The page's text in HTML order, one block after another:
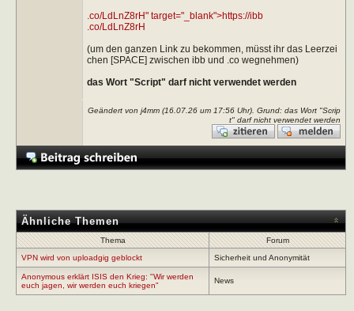
.co/LdLnZ8rH" target="_blank">https://ibb
.co/LdLnZ8rH
(um den ganzen Link zu bekommen, müsst ihr das Leerzei
chen [SPACE] zwischen ibb und .co wegnehmen)
das Wort "Script" darf nicht verwendet werden
Geändert von j4mm (16.07.26 um 17:56Uhr). Grund: das Wort "Scrip
t" darf nicht verwendet werden
Ähnliche Themen
Thema
Forum
VPN wird von uploadgig geblockt
Sicherheit und Anonymität
Anonymous erklärt ISIS den Krieg: "Wir werden
euch jagen, wir werden euch kriegen"
News